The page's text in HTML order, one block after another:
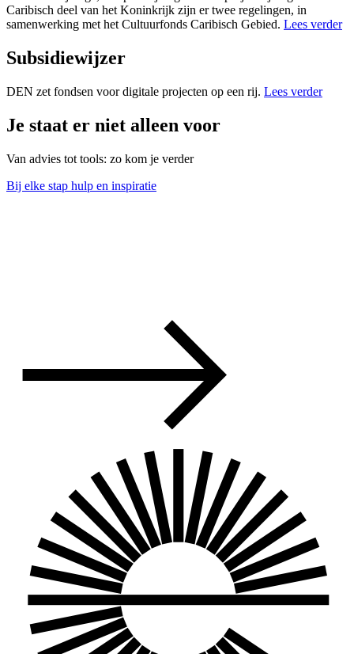
Caribisch deel van het Koninkrijk zijn er twee regelingen, in
samenwerking met het Cultuurfonds Caribisch Gebied. Lees verder
Subsidiewijzer
DEN zet fondsen voor digitale projecten op een rij. Lees verder
Je staat er niet alleen voor
Van advies tot tools: zo kom je verder
Bij elke stap hulp en inspiratie